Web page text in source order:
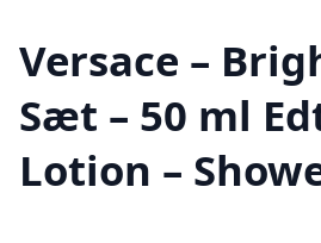
Versace –
Sæt – 50 ml
Lotion –